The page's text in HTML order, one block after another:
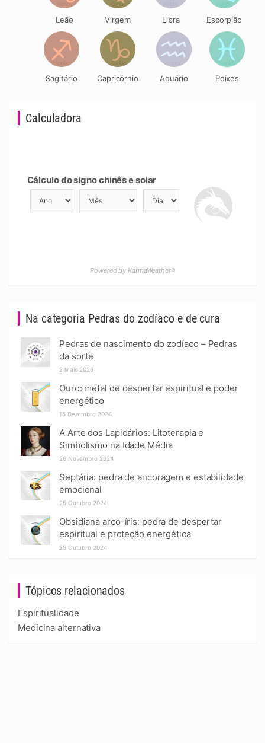
Tópicos relacionados
Espiritualidade
Medicina alternativa
Na categoria Pedras do zodíaco e de cura
Pedras de nascimento do zodíaco – Pedras
da sorte
2 Maio 2026
Ouro: metal de despertar espiritual e poder
energético
15 Dezembro 2024
A Arte dos Lapidários: Litoterapia e
Simbolismo na Idade Média
26 Novembro 2024
Septária: pedra de ancoragem e estabilidade
emocional
25 Outubro 2024
Obsidiana arco-íris: pedra de despertar
espiritual e proteção energética
25 Outubro 2024
Calculadora
Cálculo do signo chinês e solar
Powered by KarmaWeather®
Leão Virgem Libra Escorpião
Sagitário Capricórnio Aquário Peixes